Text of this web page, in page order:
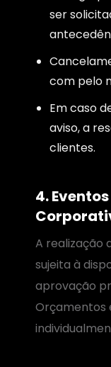
ser
com pelo
Em caso
aviso, a
clientes.
4.
A realização
sujeita à
aprovação
Orçamentos